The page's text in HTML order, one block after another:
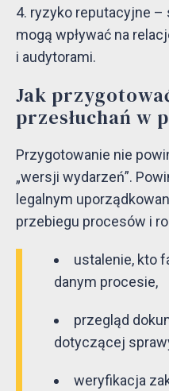
ryzyko reputacyjne –
mogą wpływać na
i audytorami.
Jak
przesłuchań w
Przygotowanie nie
„wersji wydarzeń”.
legalnym
przebiegu procesów i
ustalenie, kto
danym procesie,
przegląd
dotyczącej
weryfikacja